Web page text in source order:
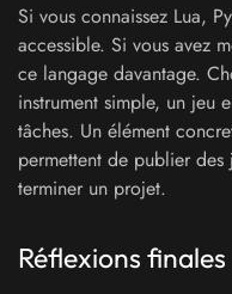
Si vous connaissez Lua,
accessible. Si vous avez
ce langage davantage.
instrument simple, un jeu
tâches. Un élément
permettent de publier
terminer un projet.
Réflexions finales